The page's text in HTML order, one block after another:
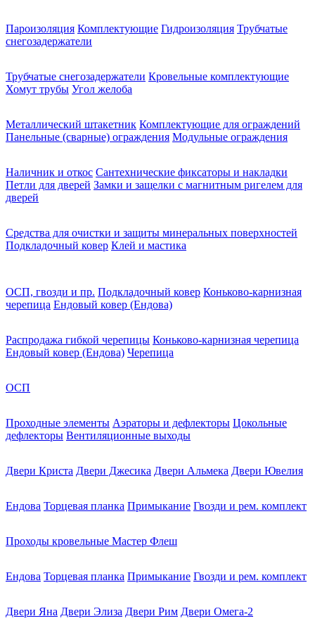
Пароизоляция Комплектующие Гидроизоляция Трубчатые
снегозадержатели
Трубчатые снегозадержатели Кровельные комплектующие
Хомут трубы Угол желоба
Металлический штакетник Комплектующие для ограждений
Панельные (сварные) ограждения Модульные ограждения
Наличник и откос Сантехнические фиксаторы и накладки
Петли для дверей Замки и защелки с магнитным ригелем для
дверей
Средства для очистки и защиты минеральных поверхностей
Подкладочный ковер Клей и мастика
ОСП, гвозди и пр. Подкладочный ковер Коньково-карнизная
черепица Ендовый ковер (Ендова)
Распродажа гибкой черепицы Коньково-карнизная черепица
Ендовый ковер (Ендова) Черепица
ОСП
Проходные элементы Аэраторы и дефлекторы Цокольные
дефлекторы Вентиляционные выходы
Двери Криста Двери Джесика Двери Альмека Двери Ювелия
Ендова Торцевая планка Примыкание Гвозди и рем. комплект
Проходы кровельные Мастер Флеш
Ендова Торцевая планка Примыкание Гвозди и рем. комплект
Двери Яна Двери Элиза Двери Рим Двери Омега-2